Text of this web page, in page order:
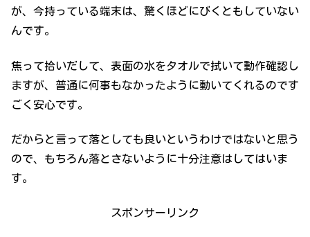
が、今持っている端末は、驚くほどにびくともしていない
んです。
焦って拾いだして、表面の水をタオルで拭いて動作確認し
ますが、普通に何事もなかったように動いてくれるのです
ごく安心です。
だからと言って落としても良いというわけではないと思う
ので、もちろん落とさないように十分注意はしてはいま
す。
スポンサーリンク